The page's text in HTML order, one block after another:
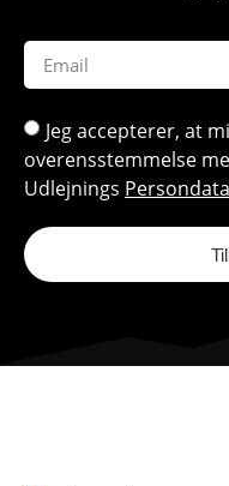
Jeg accepterer, at
overensstemmelse
Udlejnings